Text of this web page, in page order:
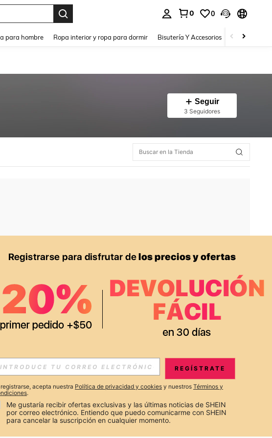
0 0
para hombre Ropa interior y ropa para dormir Bisutería Y Accesorios Zapatos
Seguir
3 Seguidores
nuevo.
APP
RECIBIR OFERTAS EXCLUSIVAS, PROMOCIONES Y NOTICIAS DE SHEIN
Suscribir
REGÍSTRATE
acepta nuestra Política de privacidad y cookies y nuestros Términos y
.
Me gustaría recibir ofertas exclusivas y las últimas noticias de SHEIN
por correo electrónico. Entiendo que puedo comunicarme con SHEIN
para cancelar la suscripción en cualquier momento.